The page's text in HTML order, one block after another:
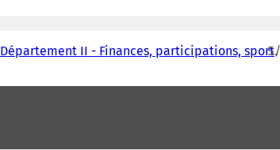
Département II - Finances, participations, sport